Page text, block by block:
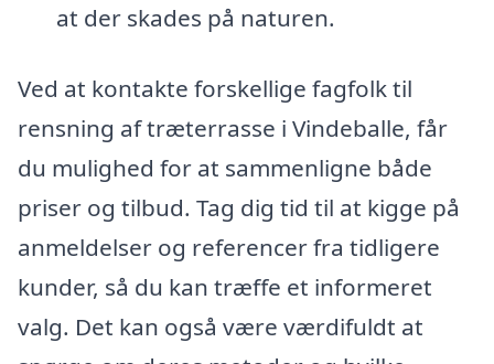
at der skades på naturen.
Ved at kontakte forskellige fagfolk til
rensning af træterrasse i Vindeballe, får
du mulighed for at sammenligne både
priser og tilbud. Tag dig tid til at kigge på
anmeldelser og referencer fra tidligere
kunder, så du kan træffe et informeret
valg. Det kan også være værdifuldt at